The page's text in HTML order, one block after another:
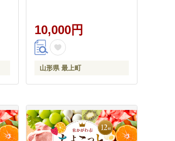
10,000円
山形県 最上町